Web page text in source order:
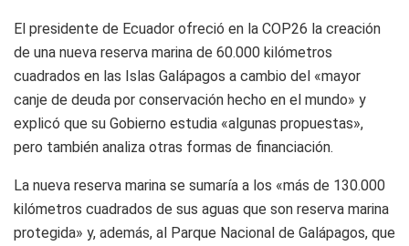
El presidente de Ecuador ofreció en la COP26 la creación
de una nueva reserva marina de 60.000 kilómetros
cuadrados en las Islas Galápagos a cambio del «mayor
canje de deuda por conservación hecho en el mundo» y
explicó que su Gobierno estudia «algunas propuestas»,
pero también analiza otras formas de financiación.
La nueva reserva marina se sumaría a los «más de 130.000
kilómetros cuadrados de sus aguas que son reserva marina
protegida» y, además, al Parque Nacional de Galápagos, que